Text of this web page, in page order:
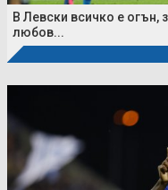
В Левски всичко е огън,
любов...